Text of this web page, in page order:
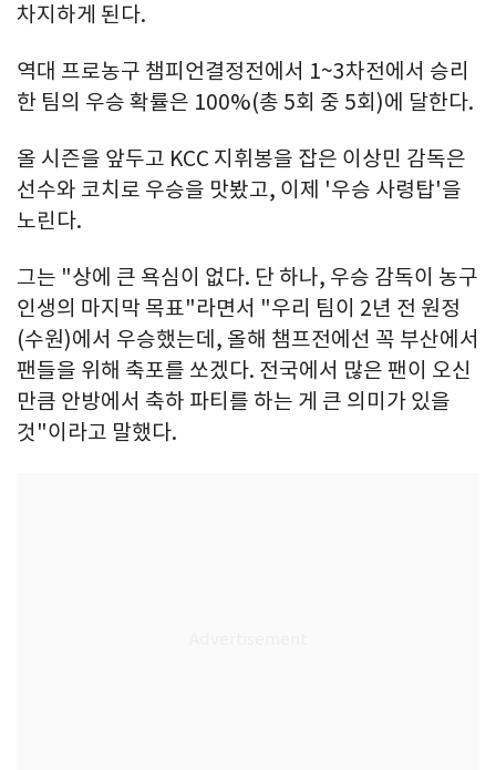
차지하게 된다.
역대 프로농구 챔피언결정전에서 1~3차전에서 승리
한 팀의 우승 확률은 100%(총 5회 중 5회)에 달한다.
올 시즌을 앞두고 KCC 지휘봉을 잡은 이상민 감독은
선수와 코치로 우승을 맛봤고, 이제 '우승 사령탑'을
노린다.
그는 "상에 큰 욕심이 없다. 단 하나, 우승 감독이 농구
인생의 마지막 목표"라면서 "우리 팀이 2년 전 원정
(수원)에서 우승했는데, 올해 챔프전에선 꼭 부산에서
팬들을 위해 축포를 쏘겠다. 전국에서 많은 팬이 오신
만큼 안방에서 축하 파티를 하는 게 큰 의미가 있을
것"이라고 말했다.